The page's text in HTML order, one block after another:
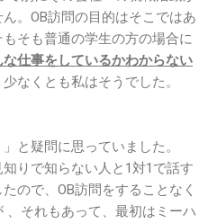
。OB訪問の目的はそこではあ
そも普通の学生の方の場合に
仕事をしているかわからない
なくとも私はそうでした。
と疑問に思っていました。
りで知らない人と1対1で話す
ので、OB訪問をすることなく
、それもあって、最初はミーハ